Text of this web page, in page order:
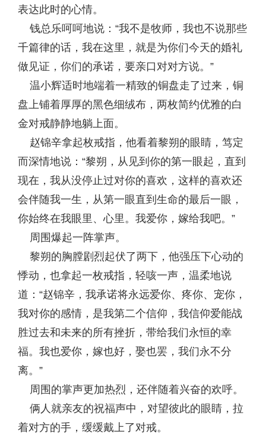
表达此时的心情。
钱总乐呵呵地说：“我不是牧师，我也不说那些
千篇律的话，我在这里，就是为你们今天的婚礼
做见证，你们的承诺，要亲口对对方说。”
温小辉适时地端着一精致的铜盘走了过来，铜
盘上铺着厚厚的黑色细绒布，两枚简约优雅的白
金对戒静静地躺上面。
赵锦辛拿起枚戒指，他看着黎朔的眼睛，笃定
而深情地说：“黎朔，从见到你的第一眼起，直到
现在，我从没停止过对你的喜欢，这样的喜欢还
会伴随我一生，从第一眼直到生命的最后一眼，
你始终在我眼里、心里。我爱你，嫁给我吧。”
周围爆起一阵掌声。
黎朔的胸膛剧烈起伏了两下，他强压下心动的
悸动，也拿起一枚戒指，轻咳一声，温柔地说
道：“赵锦辛，我承诺将永远爱你、疼你、宠你，
我对你的感情，是我第二个信仰，我信仰爱能战
胜过去和未来的所有挫折，带给我们永恒的幸
福。我也爱你，嫁也好，娶也罢，我们永不分
离。”
周围的掌声更加热烈，还伴随着兴奋的欢呼。
俩人就亲友的祝福声中，对望彼此的眼睛，拉
着对方的手，缓缓戴上了对戒。